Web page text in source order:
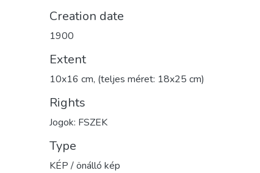
Creation date
1900
Extent
10x16 cm, (teljes méret: 18x25 cm)
Rights
Jogok: FSZEK
Type
KÉP / önálló kép